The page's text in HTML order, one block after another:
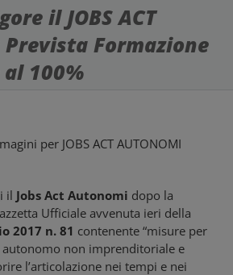
il JOBS ACT
Formazione
100%
il Jobs Act Autonomi dopo la
Ufficiale avvenuta ieri della
2017 n. 81 contenente “misure per
non imprenditoriale e
l’articolazione nei tempi e nei